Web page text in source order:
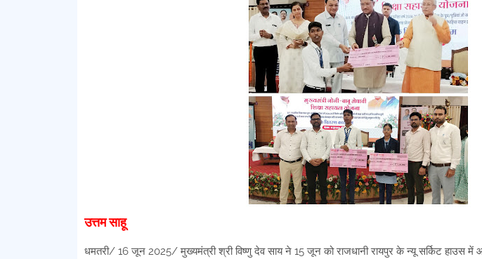
उत्तम साहू
धमतरी/ 16 जून 2025/ मुख्यमंत्री श्री विष्णु देव साय ने 15 जून को राजधानी रायपुर के न्यू सर्किट हाउस में